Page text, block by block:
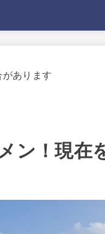
あります
ン！現在